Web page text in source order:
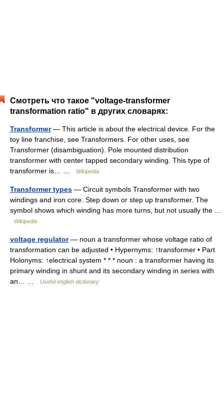
Смотреть что такое "voltage-transformer
transformation ratio" в других словарях:
Transformer— This article is about the electrical device. For the
toy line franchise, see Transformers. For other uses, see
Transformer (disambiguation). Pole mounted distribution
transformer with center tapped secondary winding. This type of
transformer is… …
Wikipedia
Transformer types — Circuit symbols Transformer with two
windings and iron core. Step down or step up transformer. The
symbol shows which winding has more turns, but not usually the …
Wikipedia
voltage regulator— noun a transformer whose voltage ratio of
transformation can be adjusted • Hypernyms: ↑transformer • Part
Holonyms: ↑electrical system * * * noun : a transformer having its
primary winding in shunt and its secondary winding in series with
an… …
Useful english dictionary